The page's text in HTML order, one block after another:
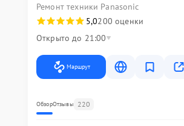
Ремонт техники Panasonic
5,0200 оценки
Открыто до 21:00
Маршрут
ОбзорОтзывы 220